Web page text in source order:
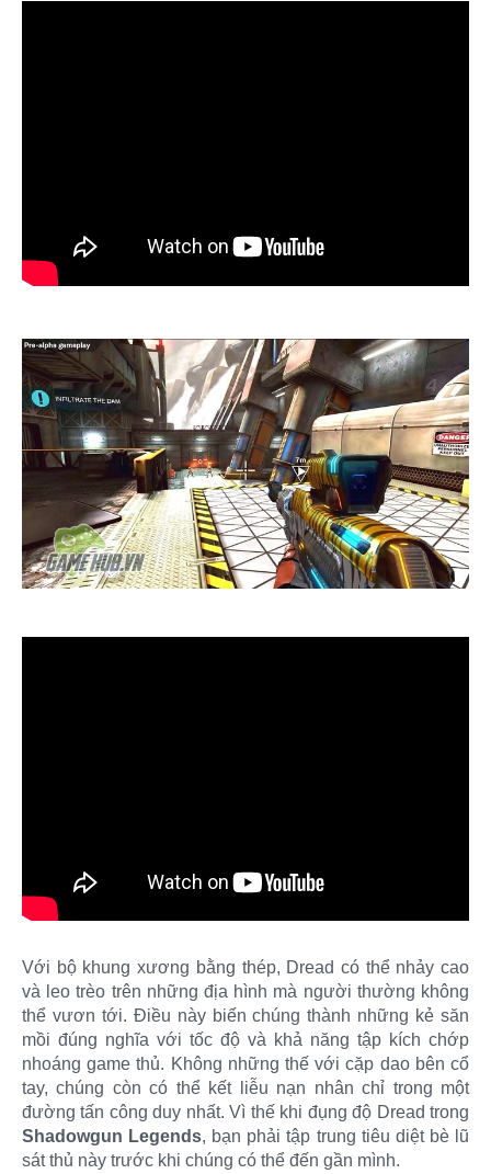
Với bộ khung xương bằng thép, Dread có thể nhảy cao
và leo trèo trên những địa hình mà người thường không
thể vươn tới. Điều này biến chúng thành những kẻ săn
mồi đúng nghĩa với tốc độ và khả năng tập kích chớp
nhoáng game thủ. Không những thế với cặp dao bên cổ
tay, chúng còn có thể kết liễu nạn nhân chỉ trong một
đường tấn công duy nhất. Vì thế khi đụng độ Dread trong
Shadowgun Legends, bạn phải tập trung tiêu diệt bè lũ
sát thủ này trước khi chúng có thể đến gần mình.